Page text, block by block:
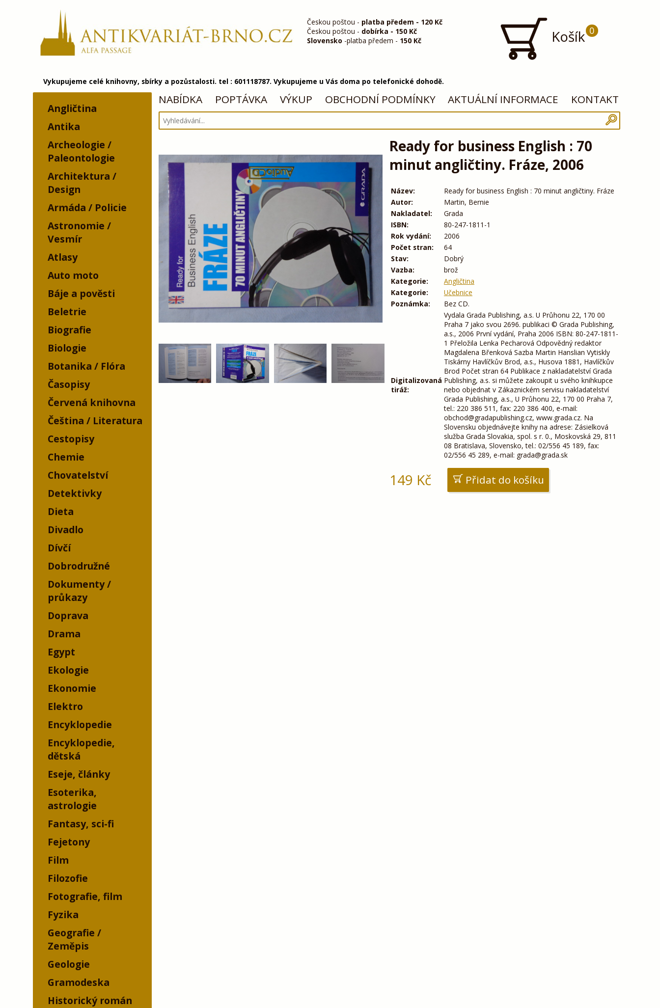
Českou poštou - platba předem - 120 Kč
Českou poštou - dobírka - 150 Kč
Slovensko -platba předem - 150 Kč Košík 0
Vykupujeme celé knihovny, sbírky a pozůstalosti. tel : 601118787. Vykupujeme u Vás doma po telefonické dohodě.
Angličtina
Antika
Archeologie /
Paleontologie
Architektura /
Design
Armáda / Policie
Astronomie /
Vesmír
Atlasy
Auto moto
Báje a pověsti
Beletrie
Biografie
Biologie
Botanika / Flóra
Časopisy
Červená knihovna
Čeština / Literatura
Cestopisy
Chemie
Chovatelství
Detektivky
Dieta
Divadlo
Dívčí
Dobrodružné
Dokumenty /
průkazy
Doprava
Drama
Egypt
Ekologie
Ekonomie
Elektro
Encyklopedie
Encyklopedie,
dětská
Eseje, články
Esoterika,
astrologie
Fantasy, sci-fi
Fejetony
Film
Filozofie
Fotografie, film
Fyzika
Geografie /
Zeměpis
Geologie
Gramodeska
Historický román
NABÍDKA POPTÁVKA VÝKUP OBCHODNÍ PODMÍNKY AKTUÁLNÍ INFORMACE KONTAKT
Ready for business English : 70
minut angličtiny. Fráze, 2006
Název:
Ready for business English : 70 minut angličtiny. Fráze
Autor:
Martin, Bernie
Nakladatel:
Grada
ISBN:
80-247-1811-1
Rok vydání:
2006
Počet stran:
64
Stav:
Dobrý
Vazba:
brož
Kategorie:
Angličtina
Kategorie:
Učebnice
Poznámka:
Bez CD.
Digitalizovaná
tiráž:
Vydala Grada Publishing, a.s. U Průhonu 22, 170 00
Praha 7 jako svou 2696. publikaci © Grada Publishing,
a.s., 2006 První vydání, Praha 2006 ISBN: 80-247-1811-
1 Přeložila Lenka Pecharová Odpovědný redaktor
Magdalena Břenková Sazba Martin Hanslian Vytiskly
Tiskárny Havlíčkův Brod, a.s., Husova 1881, Havlíčkův
Brod Počet stran 64 Publikace z nakladatelství Grada
Publishing, a.s. si můžete zakoupit u svého knihkupce
nebo objednat v Zákaznickém servisu nakladatelství
Grada Publishing, a.s., U Průhonu 22, 170 00 Praha 7,
tel.: 220 386 511, fax: 220 386 400, e-mail:
obchod@gradapublishing.cz, www.grada.cz. Na
Slovensku objednávejte knihy na adrese: Zásielková
služba Grada Slovakia, spol. s r. 0., Moskovská 29, 811
08 Bratislava, Slovensko, tel.: 02/556 45 189, fax:
02/556 45 289, e-mail: grada@grada.sk
149 Kč Přidat do košíku